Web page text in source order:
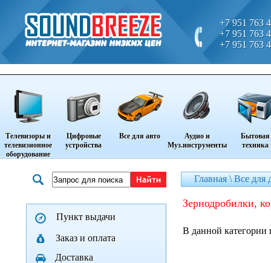
+7 951 763
+7 951 763
+7 951 763
Телевизоры и
телевизионное
оборудование
Цифровые
устройства
Все для авто
Аудио и
Муз.инструменты
Бытовая
техника
Пункт выдачи
Заказ и оплата
Доставка
Главная \Все для
зернодробилки,
В данной категории